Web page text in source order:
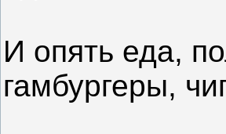
И опять еда,
гамбургеры,